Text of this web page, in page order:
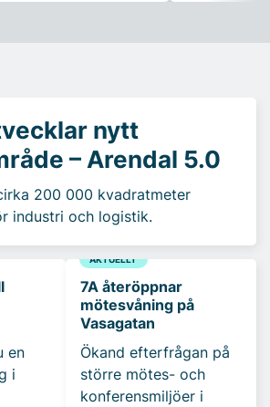
nytt
– Arendal 5.0
200 000 kvadratmeter
industri och logistik.
en
i
AKTUELLT
7A återöppnar
mötesvåning på
Vasagatan
Ökand efterfrågan på
större mötes- och
konferensmiljöer i